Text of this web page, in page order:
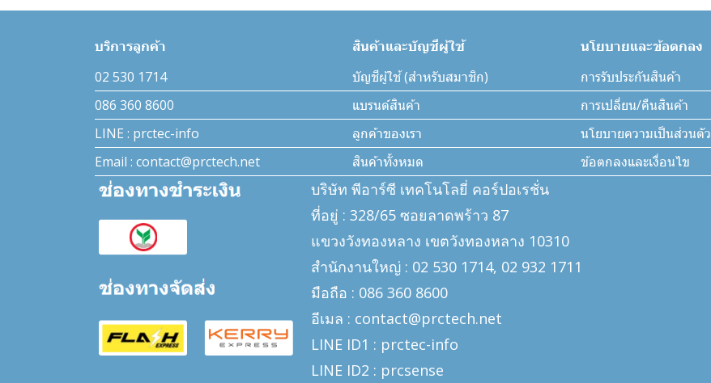
บริการลูกค้า
02 530 1714
086 360 8600
LINE : prctec-info
Email : contact@prctech.net
สินค้าและบัญชีผู้ใช้
บัญชีผู้ใช้ (สำหรับสมาชิก)
แบรนด์สินค้า
ลูกค้าของเรา
สินค้าทั้งหมด
นโยบายและข้อตกลง
การรับประกันสินค้า
การเปลี่ยน/คืนสินค้า
นโยบายความเป็นส่วนตัว
ข้อตกลงและเงื่อนไข
บริษัท พีอาร์ซี เทคโนโลยี่ คอร์ปอเรชั่น
ที่อยู่ : 328/65 ซอยลาดพร้าว 87
แขวงวังทองหลาง เขตวังทองหลาง 10310
สำนักงานใหญ่ : 02 530 1714, 02 932 1711
มือถือ : 086 360 8600
อีเมล : contact@prctech.net
LINE ID1 : prctec-info
LINE ID2 : prcsense